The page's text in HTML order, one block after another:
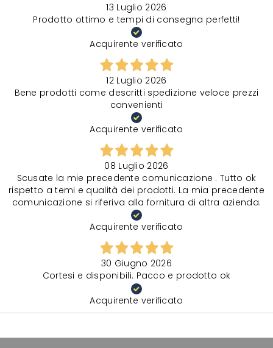
13 Luglio 2026
Prodotto ottimo e tempi di consegna perfetti!
Acquirente verificato
12 Luglio 2026
Bene prodotti come descritti spedizione veloce prezzi
convenienti
Acquirente verificato
08 Luglio 2026
Scusate la mie precedente comunicazione . Tutto ok
rispetto a temi e qualità dei prodotti. La mia precedente
comunicazione si riferiva alla fornitura di altra azienda.
Acquirente verificato
30 Giugno 2026
Cortesi e disponibili. Pacco e prodotto ok
Acquirente verificato